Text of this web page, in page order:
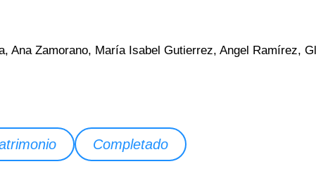
Ana Zamorano, María Isabel Gutierrez, Angel Ramírez,
Completado